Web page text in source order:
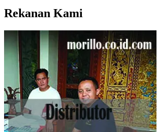
Rekanan Kami